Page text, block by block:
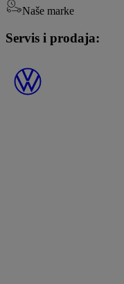
Naše marke
Servis i prodaja: